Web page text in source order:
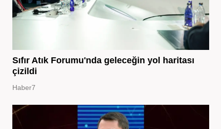
Sıfır Atık Forumu'nda geleceğin yol haritası
çizildi
Haber7